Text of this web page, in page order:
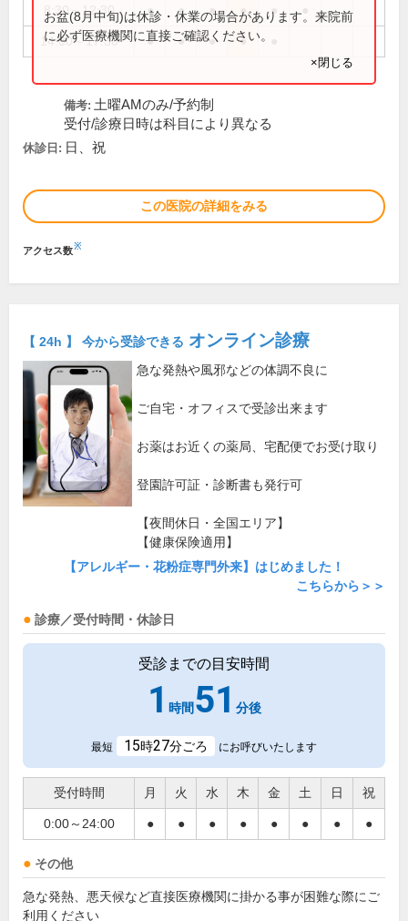
8:30～12:30 ● ● ● ● ●
14:00～17:30 ● ● ● ●
お盆(8月中旬)は休診・休業の場合があります。来院前
に必ず医療機関に直接ご確認ください。
×閉じる
備考: 土曜AMのみ/予約制
受付/診療日時は科目により異なる
休診日: 日、祝
この医院の詳細をみる
アクセス数※
【 24h 】 今から受診できる オンライン診療
急な発熱や風邪などの体調不良に
ご自宅・オフィスで受診出来ます
お薬はお近くの薬局、宅配便でお受け取り
登園許可証・診断書も発行可
【夜間休日・全国エリア】
【健康保険適用】
【アレルギー・花粉症専門外来】はじめました！
こちらから＞＞
診療／受付時間・休診日
受診までの目安時間
1 時間51 分後
最短 15時27分ごろ にお呼びいたします
受付時間 月 火 水 木 金 土 日 祝
0:00～24:00 ● ● ● ● ● ● ● ●
その他
急な発熱、悪天候など直接医療機関に掛かる事が困難な際にご
利用ください